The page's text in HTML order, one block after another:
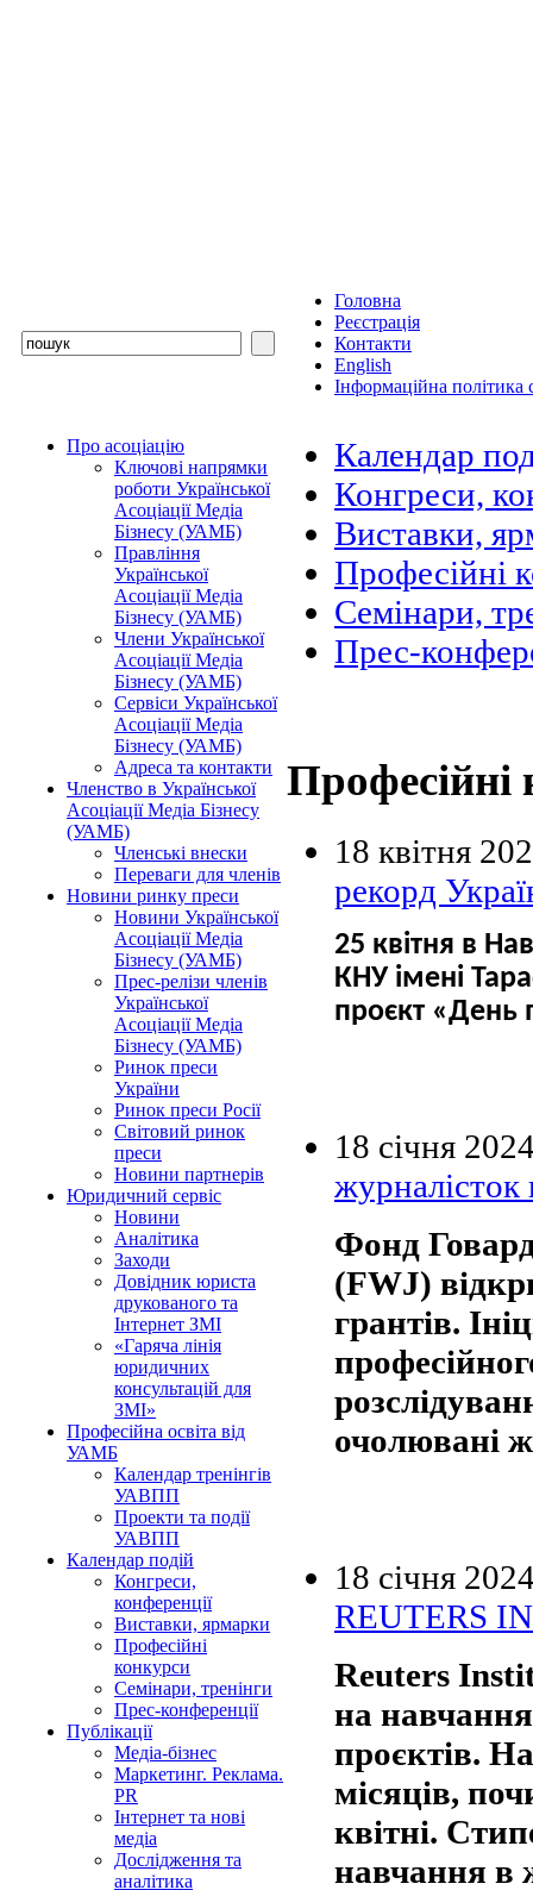
Головна
Реєстрація
Контакти
English
Інформаційна політика
Про асоціацію
Ключові напрямки
роботи Української
Асоціації Медіа
Бізнесу (УАМБ)
Правління
Української
Асоціації Медіа
Бізнесу (УАМБ)
Члени Української
Асоціації Медіа
Бізнесу (УАМБ)
Сервіси Української
Асоціації Медіа
Бізнесу (УАМБ)
Адреса та контакти
Членство в Української
Асоціації Медіа Бізнесу
(УАМБ)
Членські внески
Переваги для членів
Новини ринку преси
Новини Української
Асоціації Медіа
Бізнесу (УАМБ)
Прес-релізи членів
Української
Асоціації Медіа
Бізнесу (УАМБ)
Ринок преси
України
Ринок преси Росії
Світовий ринок
преси
Новини партнерів
Юридичний сервіс
Новини
Аналітика
Заходи
Довідник юриста
друкованого та
Інтернет ЗМІ
«Гаряча лінія
юридичних
консультацій для
ЗМІ»
Професійна освіта від
УАМБ
Календар тренінгів
УАВПП
Проекти та події
УАВПП
Календар подій
Конгреси,
конференції
Виставки, ярмарки
Професійні
конкурси
Семінари, тренінги
Прес-конференції
Публікації
Медіа-бізнес
Маркетинг. Реклама.
PR
Інтернет та нові
медіа
Дослідження та
аналітика
Календар
Конгреси,
Виставки,
Професійні
Семінари,
Прес-
Професійні
18 квітня
рекорд
25 квітня в
КНУ імені
проєкт «День
18 січня
журналісток
Фонд
(FWJ)
грантів.
очолювані
18 січня
REUTERS
Reuters
на
проєктів.
місяців,
квітні.
навчання в